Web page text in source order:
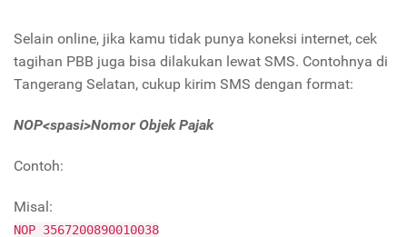
Selain online, jika kamu tidak punya koneksi internet, cek
tagihan PBB juga bisa dilakukan lewat SMS. Contohnya di
Tangerang Selatan, cukup kirim SMS dengan format:
NOP<spasi>Nomor Objek Pajak
Contoh:
Misal:
NOP 3567200890010038